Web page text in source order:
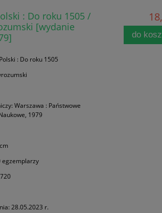
: Do roku 1505 /
[wydanie
: Do roku 1505
Warszawa : Państwowe
1979
egzemplarzy
28.05.2023 r.
do